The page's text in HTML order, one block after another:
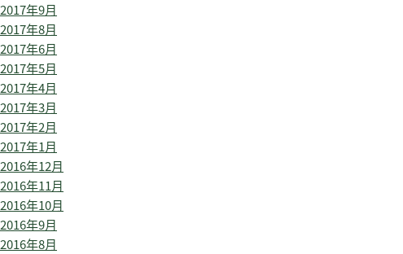
2017年9月
2017年8月
2017年6月
2017年5月
2017年4月
2017年3月
2017年2月
2017年1月
2016年12月
2016年11月
2016年10月
2016年9月
2016年8月